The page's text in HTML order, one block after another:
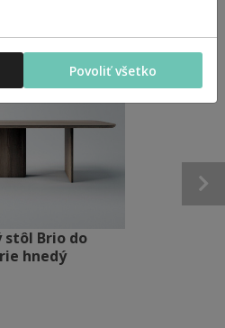
stôl Brio do
hnedý
Povoliť všetko